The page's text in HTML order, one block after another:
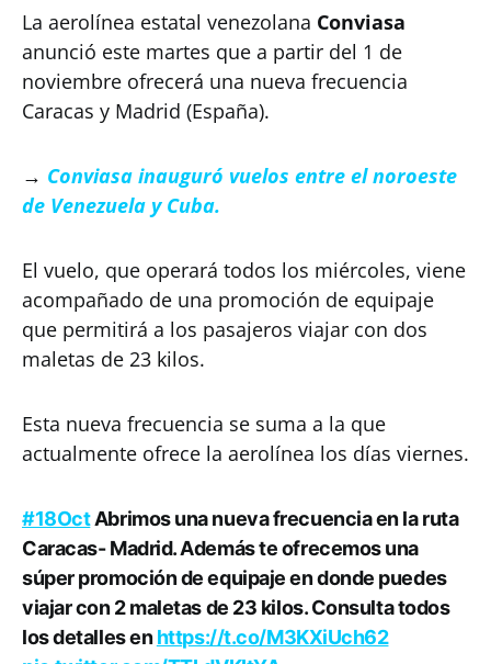
La aerolínea estatal venezolana Conviasa
anunció este martes que a partir del 1 de
noviembre ofrecerá una nueva frecuencia
Caracas y Madrid (España).
→ Conviasa inauguró vuelos entre el noroeste
de Venezuela y Cuba.
El vuelo, que operará todos los miércoles, viene
acompañado de una promoción de equipaje
que permitirá a los pasajeros viajar con dos
maletas de 23 kilos.
Esta nueva frecuencia se suma a la que
actualmente ofrece la aerolínea los días viernes.
#18OctAbrimos una nueva frecuencia en la ruta
Caracas- Madrid. Además te ofrecemos una
súper promoción de equipaje en donde puedes
viajar con 2 maletas de 23 kilos. Consulta todos
los detalles enhttps://t.co/M3KXiUch62